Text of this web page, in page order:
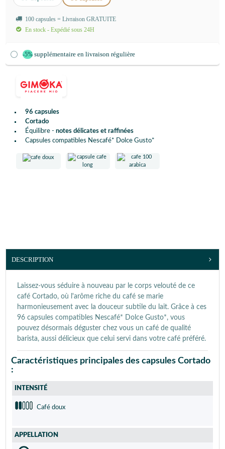
96 capsules
Cortado
Équilibre - notes délicates et raffinées
Capsules compatibles Nescafé* Dolce Gusto*
100 capsules = Livraison GRATUITE
En stock - Expédié sous 24H
-5% supplémentaire en livraison régulière
DESCRIPTION
Laissez-vous séduire à nouveau par le corps velouté de ce
café Cortado, où l'arôme riche du café se marie
harmonieusement avec la douceur subtile du lait. Grâce à ces
96 capsules compatibles Nescafé* Dolce Gusto*, vous
pouvez désormais déguster chez vous un café de qualité
barista, aussi délicieux que celui servi dans votre café préféré.
Caractéristiques principales des capsules Cortado
:
INTENSITÉ
Café doux
APPELLATION